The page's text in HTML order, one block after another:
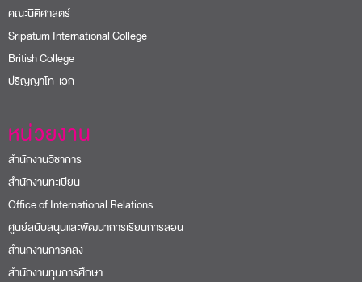
คณะนิติศาสตร์
Sripatum International College
British College
ปริญญาโท-เอก
หน่วยงาน
สำนักงานวิชาการ
สำนักงานทะเบียน
Office of International Relations
ศูนย์สนับสนุนและพัฒนาการเรียนการสอน
สำนักงานการคลัง
สำนักงานทุนการศึกษา